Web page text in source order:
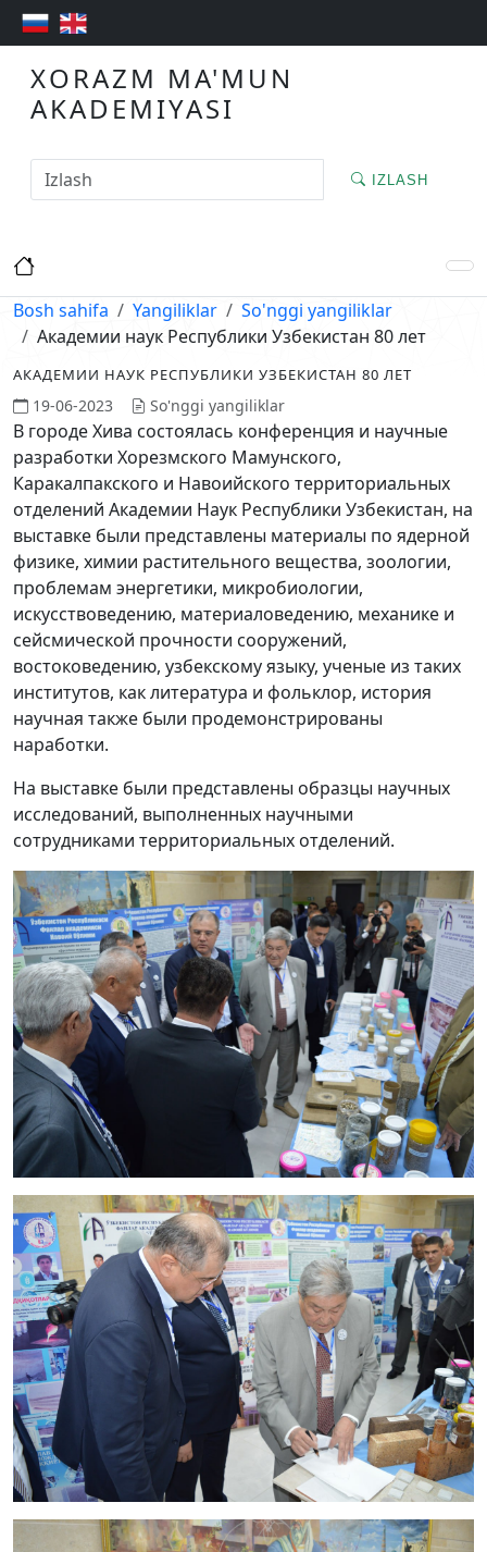
XORAZM MA'MUN
AKADEMIYASI
IZLASH
Bosh sahifa Yangiliklar
So'nggi yangiliklar
Академии наук Республики Узбекистан 80 лет
АКАДЕМИИ НАУК РЕСПУБЛИКИ УЗБЕКИСТАН 80 ЛЕТ
19-06-2023 So'nggi yangiliklar
В городе Хива состоялась конференция и научные
разработки Хорезмского Мамунского,
Каракалпакского и Навоийского территориальных
отделений Академии Наук Республики Узбекистан, на
выставке были представлены материалы по ядерной
физике, химии растительного вещества, зоологии,
проблемам энергетики, микробиологии,
искусствоведению, материаловедению, механике и
сейсмической прочности сооружений,
востоковедению, узбекскому языку, ученые из таких
институтов, как литература и фольклор, история
научная также были продемонстрированы
наработки.
На выставке были представлены образцы научных
исследований, выполненных научными
сотрудниками территориальных отделений.